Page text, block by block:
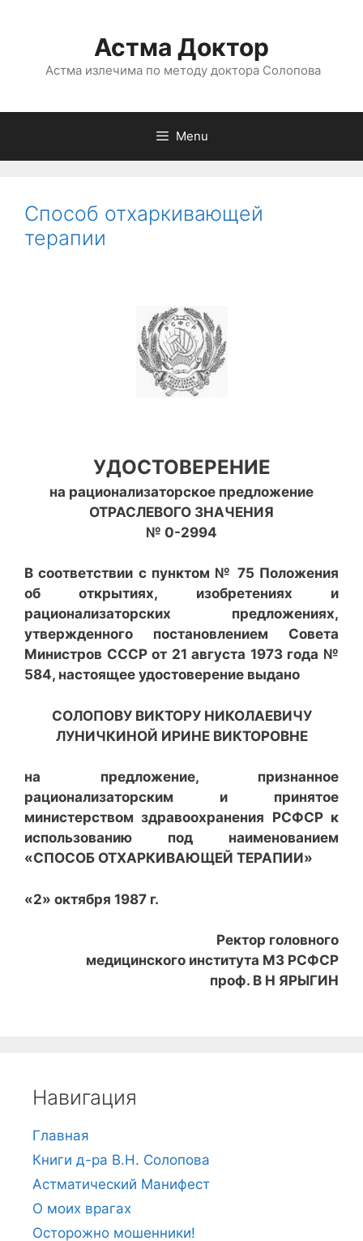
Астма Доктор
Астма излечима по методу доктора Солопова
Menu
Способ отхаркивающей
терапии
УДОСТОВЕРЕНИЕ
на рационализаторское предложение
ОТРАСЛЕВОГО ЗНАЧЕНИЯ
№ 0-2994
В соответствии с пунктом № 75 Положения
об открытиях, изобретениях и
рационализаторских предложениях,
утвержденного постановлением Совета
Министров СССР от 21 августа 1973 года №
584, настоящее удостоверение выдано
СОЛОПОВУ ВИКТОРУ НИКОЛАЕВИЧУ
ЛУНИЧКИНОЙ ИРИНЕ ВИКТОРОВНЕ
на предложение, признанное
рационализаторским и принятое
министерством здравоохранения РСФСР к
использованию под наименованием
«СПОСОБ ОТХАРКИВАЮЩЕЙ ТЕРАПИИ»
«2» октября 1987 г.
Ректор головного
медицинского института МЗ РСФСР
проф. В Н ЯРЫГИН
Навигация
Главная
Книги д-ра В.Н. Солопова
Астматический Манифест
О моих врагах
Осторожно мошенники!